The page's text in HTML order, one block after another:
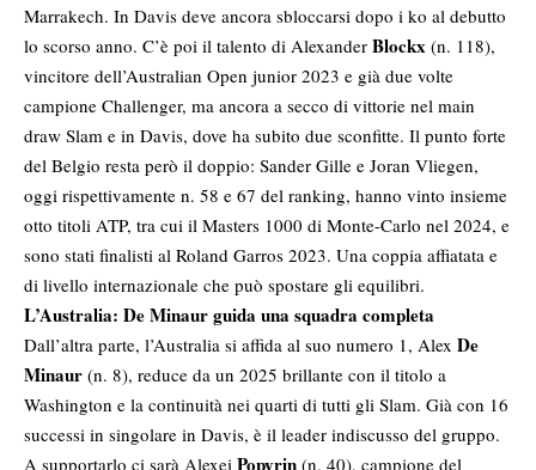
Marrakech. In Davis deve ancora sbloccarsi dopo i ko al debutto
lo scorso anno. C’è poi il talento di Alexander Blockx (n. 118),
vincitore dell’Australian Open junior 2023 e già due volte
campione Challenger, ma ancora a secco di vittorie nel main
draw Slam e in Davis, dove ha subito due sconfitte. Il punto forte
del Belgio resta però il doppio: Sander Gille e Joran Vliegen,
oggi rispettivamente n. 58 e 67 del ranking, hanno vinto insieme
otto titoli ATP, tra cui il Masters 1000 di Monte-Carlo nel 2024, e
sono stati finalisti al Roland Garros 2023. Una coppia affiatata e
di livello internazionale che può spostare gli equilibri.
L’Australia: De Minaur guida una squadra completa
Dall’altra parte, l’Australia si affida al suo numero 1, Alex De
Minaur (n. 8), reduce da un 2025 brillante con il titolo a
Washington e la continuità nei quarti di tutti gli Slam. Già con 16
successi in singolare in Davis, è il leader indiscusso del gruppo.
A supportarlo ci sarà Alexei Popyrin (n. 40), campione del